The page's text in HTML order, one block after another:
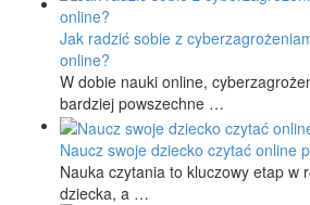
Jak radzić sobie z
online?
W dobie nauki online,
bardziej powszechne …
Naucz swoje dziecko czytać online
Nauka czytania to kluczowy etap w
dziecka, a …